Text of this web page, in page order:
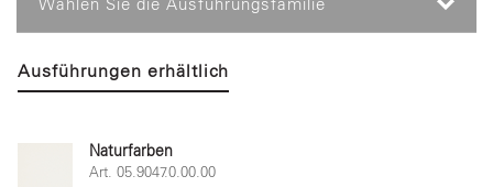
Wählen Sie die Ausführungsfamilie
Ausführungen erhältlich
Naturfarben
Art. 05.9047.0.00.00